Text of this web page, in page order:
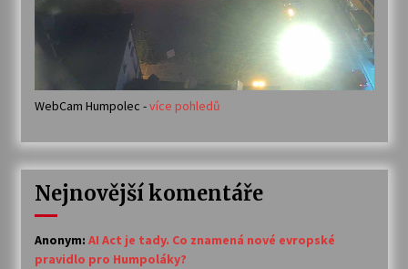
WebCam Humpolec -více pohledů
Nejnovější komentáře
Anonym: AI Act je tady. Co znamená nové evropské
pravidlo pro Humpoláky?